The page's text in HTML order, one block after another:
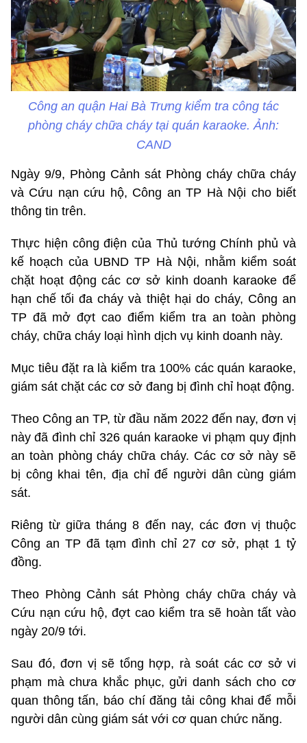
Công an quận Hai Bà Trưng kiểm tra công tác
phòng cháy chữa cháy tại quán karaoke. Ảnh:
CAND
Ngày 9/9, Phòng Cảnh sát Phòng cháy chữa cháy
và Cứu nạn cứu hộ, Công an TP Hà Nội cho biết
thông tin trên.
Thực hiện công điện của Thủ tướng Chính phủ và
kế hoạch của UBND TP Hà Nội, nhằm kiểm soát
chặt hoạt động các cơ sở kinh doanh karaoke để
hạn chế tối đa cháy và thiệt hại do cháy, Công an
TP đã mở đợt cao điểm kiểm tra an toàn phòng
cháy, chữa cháy loại hình dịch vụ kinh doanh này.
Mục tiêu đặt ra là kiểm tra 100% các quán karaoke,
giám sát chặt các cơ sở đang bị đình chỉ hoạt động.
Theo Công an TP, từ đầu năm 2022 đến nay, đơn vị
này đã đình chỉ 326 quán karaoke vi phạm quy định
an toàn phòng cháy chữa cháy. Các cơ sở này sẽ
bị công khai tên, địa chỉ để người dân cùng giám
sát.
Riêng từ giữa tháng 8 đến nay, các đơn vị thuộc
Công an TP đã tạm đình chỉ 27 cơ sở, phạt 1 tỷ
đồng.
Theo Phòng Cảnh sát Phòng cháy chữa cháy và
Cứu nạn cứu hộ, đợt cao kiểm tra sẽ hoàn tất vào
ngày 20/9 tới.
Sau đó, đơn vị sẽ tổng hợp, rà soát các cơ sở vi
phạm mà chưa khắc phục, gửi danh sách cho cơ
quan thông tấn, báo chí đăng tải công khai để mỗi
người dân cùng giám sát với cơ quan chức năng.